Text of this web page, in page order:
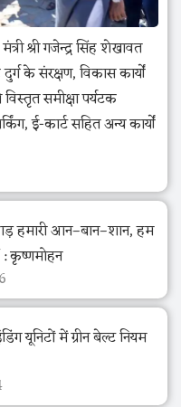
श्री गजेन्द्र सिंह शेखावत
के संरक्षण, विकास कार्यों
समीक्षा पर्यटक
ई-कार्ट सहित अन्य कार्यों
हमारी आन–बान–शान, हम
कृष्णमोहन
यूनिटों में ग्रीन बेल्ट नियम